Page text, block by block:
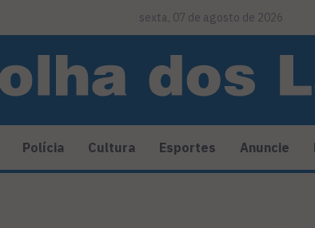
sexta, 07 de agosto de 2026
Polícia Cultura Esportes Anuncie